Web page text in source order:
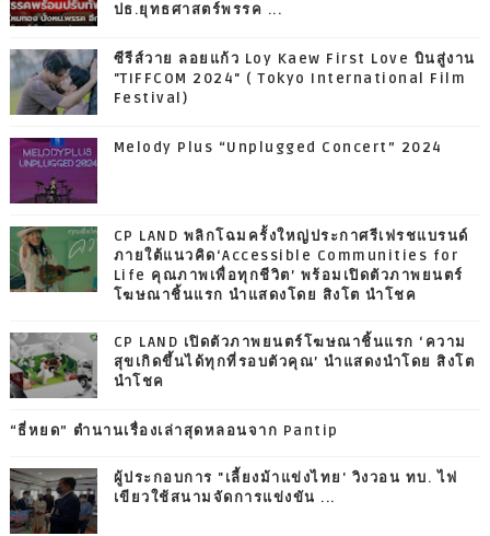
ปธ.ยุทธศาสตร์พรรค ...
ซีรีส์วาย ลอยแก้ว Loy Kaew First Love บินสู่งาน
"TIFFCOM 2024" ( Tokyo International Film
Festival)
Melody Plus “Unplugged Concert” 2024
CP LAND พลิกโฉมครั้งใหญ่ประกาศรีเฟรชแบรนด์
ภายใต้แนวคิด‘Accessible Communities for
Life คุณภาพเพื่อทุกชีวิต’ พร้อมเปิดตัวภาพยนตร์
โฆษณาชิ้นแรก นำแสดงโดย สิงโต นำโชค
CP LAND เปิดตัวภาพยนตร์โฆษณาชิ้นแรก ‘ความ
สุขเกิดขึ้นได้ทุกที่รอบตัวคุณ’ นำแสดงนำโดย สิงโต
นำโชค
“ธี่หยด” ตำนานเรื่องเล่าสุดหลอนจาก Pantip
ผู้ประกอบการ "เลี้ยงม้าแข่งไทย' วิงวอน ทบ. ไฟ
เขียวใช้สนามจัดการแข่งขัน ...